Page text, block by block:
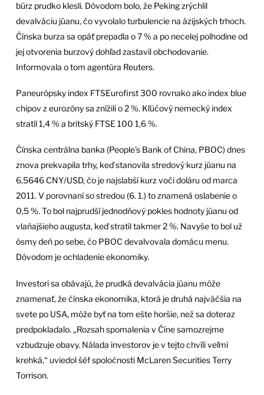
búrz prudko klesli. Dôvodom bolo, že Peking zrýchlil
devalváciu jüanu, čo vyvolalo turbulencie na ázijských trhoch.
Čínska burza sa opäť prepadla o 7 % a po necelej polhodine od
jej otvorenia burzový dohľad zastavil obchodovanie.
Informovala o tom agentúra Reuters.
Paneurópsky index FTSEurofirst 300 rovnako ako index blue
chipov z eurozóny sa znížili o 2 %. Kľúčový nemecký index
stratil 1,4 % a britský FTSE 100 1,6 %.
Čínska centrálna banka (People’s Bank of China, PBOC) dnes
znova prekvapila trhy, keď stanovila stredový kurz jüanu na
6,5646 CNY/USD, čo je najslabší kurz voči doláru od marca
2011. V porovnaní so stredou (6. 1.) to znamená oslabenie o
0,5 %. To bol najprudší jednodňový pokles hodnoty jüanu od
vlaňajšieho augusta, keď stratil takmer 2 %. Navyše to bol už
ôsmy deň po sebe, čo PBOC devalvovala domácu menu.
Dôvodom je ochladenie ekonomiky.
Investori sa obávajú, že prudká devalvácia jüanu môže
znamenať, že čínska ekonomika, ktorá je druhá najväčšia na
svete po USA, môže byť na tom ešte horšie, než sa doteraz
predpokladalo. „Rozsah spomalenia v Číne samozrejme
vzbudzuje obavy. Nálada investorov je v tejto chvíli veľmi
krehká,“ uviedol šéf spoločnosti McLaren Securities Terry
Torrison.